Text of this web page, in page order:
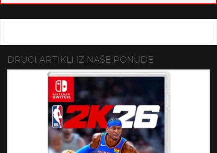
DRUGI ARTIKLI IZ NAŠE PONUDE